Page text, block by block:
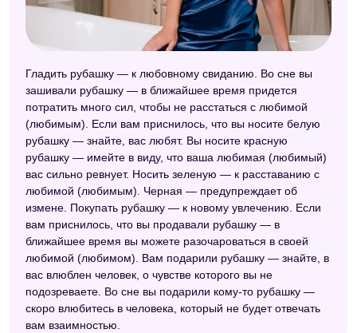
Гладить рубашку — к любовному свиданию. Во сне вы
зашивали рубашку — в ближайшее время придется
потратить много сил, чтобы не расстаться с любимой
(любимым). Если вам приснилось, что вы носите белую
рубашку — знайте, вас любят. Вы носите красную
рубашку — имейте в виду, что ваша любимая (любимый)
вас сильно ревнует. Носить зеленую — к расставанию с
любимой (любимым). Черная — предупреждает об
измене. Покупать рубашку — к новому увлечению. Если
вам приснилось, что вы продавали рубашку — в
ближайшее время вы можете разочароваться в своей
любимой (любимом). Вам подарили рубашку — знайте, в
вас влюблен человек, о чувстве которого вы не
подозреваете. Во сне вы подарили кому-то рубашку —
скоро влюбитесь в человека, который не будет отвечать
вам взаимностью.